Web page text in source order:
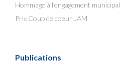
Hommage à l’engagement municipal
Prix Coup de coeur JAM
Publications